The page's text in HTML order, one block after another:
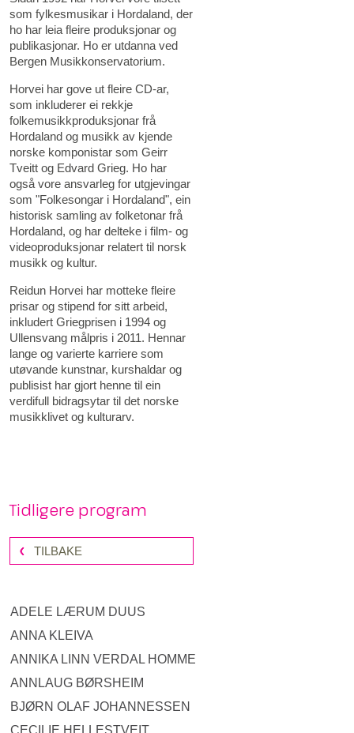
ADELE LÆRUM DUUS
ANNA KLEIVA
ANNIKA LINN VERDAL HOMME
ANNLAUG BØRSHEIM
BJØRN OLAF JOHANNESSEN
CECILIE HELLESTVEIT
som fylkesmusikar i Hordaland, der
ho har leia fleire produksjonar og
publikasjonar. Ho er utdanna ved
Bergen Musikkonservatorium.
Horvei har gove ut fleire CD-ar,
som inkluderer ei rekkje
folkemusikkproduksjonar frå
Hordaland og musikk av kjende
norske komponistar som Geirr
Tveitt og Edvard Grieg. Ho har
også vore ansvarleg for utgjevingar
som "Folkesongar i Hordaland", ein
historisk samling av folketonar frå
Hordaland, og har delteke i film- og
videoproduksjonar relatert til norsk
musikk og kultur.
Reidun Horvei har motteke fleire
prisar og stipend for sitt arbeid,
inkludert Griegprisen i 1994 og
Ullensvang målpris i 2011. Hennar
lange og varierte karriere som
utøvande kunstnar, kurshaldar og
publisist har gjort henne til ein
verdifull bidragsytar til det norske
musikklivet og kulturarv.
Tidligere program
TILBAKE